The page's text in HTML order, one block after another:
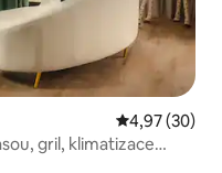
Průměrné
4,97 (30)
gril, klimatizace